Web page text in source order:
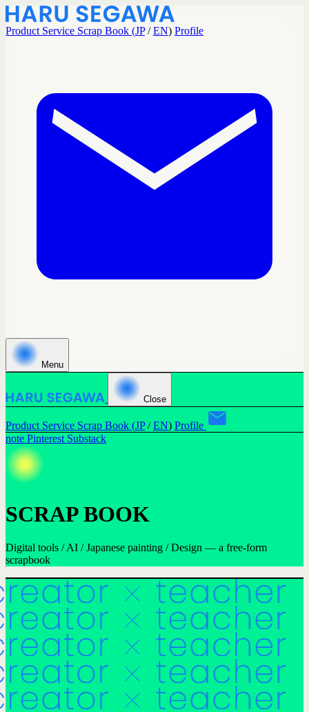
Product Service Scrap Book (JP/EN) Profile
Menu
Close
Product Service Scrap Book (JP/EN) Profile
note Pinterest Substack
SCRAP BOOK
Digital tools / AI / Japanese painting / Design — a free-form
scrapbook